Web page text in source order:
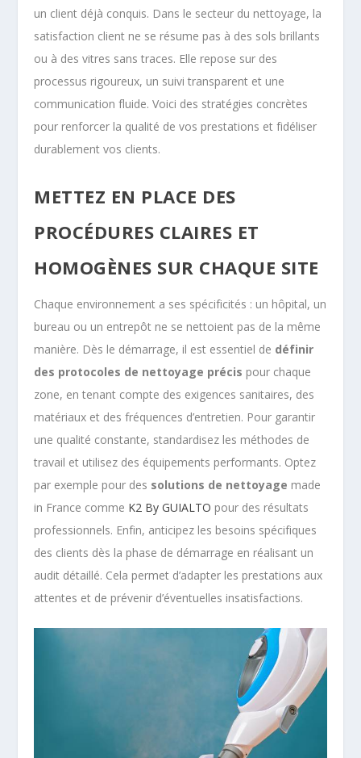
un client déjà conquis. Dans le secteur du nettoyage, la
satisfaction client ne se résume pas à des sols brillants
ou à des vitres sans traces. Elle repose sur des
processus rigoureux, un suivi transparent et une
communication fluide. Voici des stratégies concrètes
pour renforcer la qualité de vos prestations et fidéliser
durablement vos clients.
METTEZ EN PLACE DES
PROCÉDURES CLAIRES ET
HOMOGÈNES SUR CHAQUE SITE
Chaque environnement a ses spécificités : un hôpital, un
bureau ou un entrepôt ne se nettoient pas de la même
manière. Dès le démarrage, il est essentiel de définir
des protocoles de nettoyage précis pour chaque
zone, en tenant compte des exigences sanitaires, des
matériaux et des fréquences d’entretien. Pour garantir
une qualité constante, standardisez les méthodes de
travail et utilisez des équipements performants. Optez
par exemple pour des solutions de nettoyage made
in France comme K2 By GUIALTO pour des résultats
professionnels. Enfin, anticipez les besoins spécifiques
des clients dès la phase de démarrage en réalisant un
audit détaillé. Cela permet d’adapter les prestations aux
attentes et de prévenir d’éventuelles insatisfactions.